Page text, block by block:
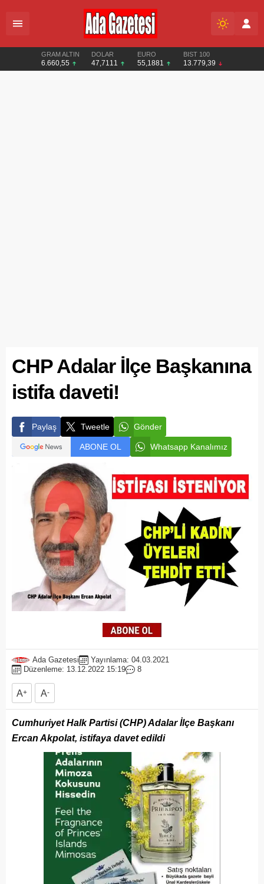
GRAM ALTIN
6.660,55
DOLAR
47,7111
EURO
55,1881
BIST 100
13.779,39
CHP Adalar İlçe Başkanına
istifa daveti!
Paylaş Tweetle Gönder
ABONE OL Whatsapp Kanalımız
Ada Gazetesi
Yayınlama: 04.03.2021
Düzenleme: 13.12.2022 15:19
8
A+ A-
Cumhuriyet Halk Partisi (CHP) Adalar İlçe Başkanı
Ercan Akpolat, istifaya davet edildi